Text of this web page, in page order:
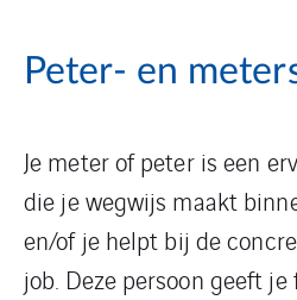
Peter- en
Je meter of peter is een
die je wegwijs maakt
en/of je helpt bij de
job. Deze persoon geeft